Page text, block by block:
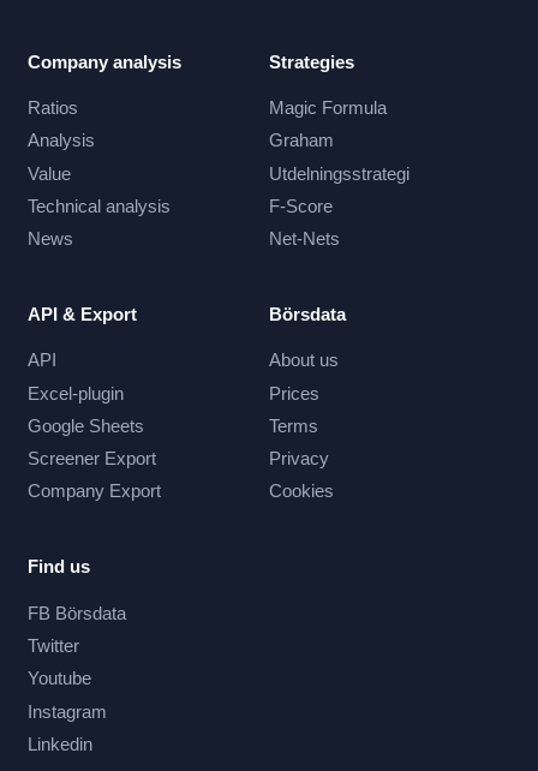
Company analysis
Ratios
Analysis
Value
Technical analysis
News
Strategies
Magic Formula
Graham
Utdelningsstrategi
F-Score
Net-Nets
API & Export
API
Excel-plugin
Google Sheets
Screener Export
Company Export
Börsdata
About us
Prices
Terms
Privacy
Cookies
Find us
FB Börsdata
Twitter
Youtube
Instagram
Linkedin